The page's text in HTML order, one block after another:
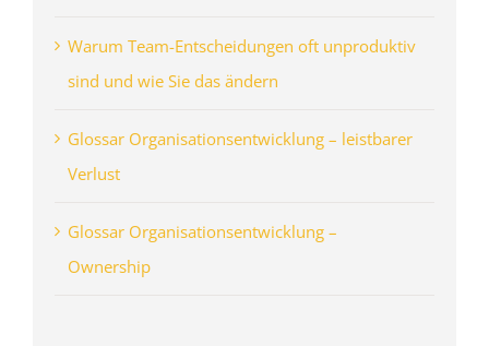
Warum Team-Entscheidungen oft unproduktiv
sind und wie Sie das ändern
Glossar Organisationsentwicklung – leistbarer
Verlust
Glossar Organisationsentwicklung –
Ownership